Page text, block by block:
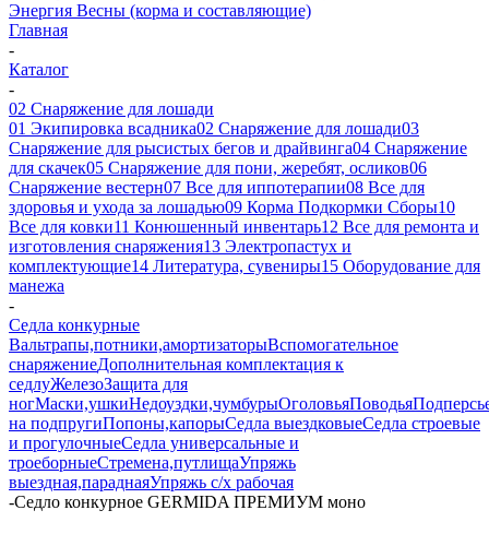
Энергия Весны (корма и составляющие)
Главная
-
Каталог
-
02 Снаряжение для лошади
01 Экипировка всадника02 Снаряжение для лошади03
Снаряжение для рысистых бегов и драйвинга04 Снаряжение
для скачек05 Снаряжение для пони, жеребят, осликов06
Снаряжение вестерн07 Все для иппотерапии08 Все для
здоровья и ухода за лошадью09 Корма Подкормки Сборы10
Все для ковки11 Конюшенный инвентарь12 Все для ремонта и
изготовления снаряжения13 Электропастух и
комплектующие14 Литература, сувениры15 Оборудование для
манежа
-
Седла конкурные
Вальтрапы,потники,амортизаторыВспомогательное
снаряжениеДополнительная комплектация к
седлуЖелезоЗащита для
ногМаски,ушкиНедоуздки,чумбурыОголовьяПоводья
на подпругиПопоны,капорыСедла выездковыеСедла строевые
и прогулочныеСедла универсальные и
троеборныеСтремена,путлищаУпряжь
выездная,параднаяУпряжь с/х рабочая
-Седло конкурное GERMIDA ПРЕМИУМ моно